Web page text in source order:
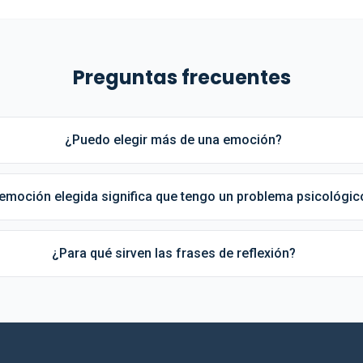
Preguntas frecuentes
¿Puedo elegir más de una emoción?
elegida significa que tengo un problema
¿Para qué sirven las frases de reflexión?